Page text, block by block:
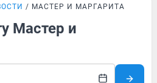
МАСТЕР И МАРГАРИТА
Мастер и